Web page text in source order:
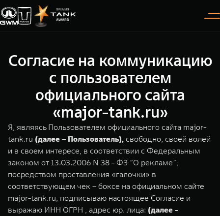
Модели
TANK 300
от 3 999 000 ₽
TANK 400
За пределы возможного
от 5 599 000 ₽
Покупателям
ВЫБОР АВТОМОБИЛЯ
Спецпредложения
Конфигуратор
Зарядные станции
Проверено TANK
Владельцам
ГАРАНТИЯ И ПОДДЕРЖКА
Помощь на дороге
СЕРВИС
Калькулятор ТО
Нулевое ТО
О дилере
ИНФОРМАЦИЯ
35 лет GWM
GWM ТЕХ ДЕНЬ
Новости
Согласие на коммуникацию
с пользователем
официального сайта
«major-tank.ru»
Я, являясь Пользователем официального сайта major-
tank.ru (далее – Пользователь), свободно, своей волей
и в своем интересе, в соответствии с Федеральным
законом от 13.03.2006 N 38 - ФЗ “О рекламе”,
посредством проставления «галочки» в
соответствующем чек – боксе на официальном сайте
major-tank.ru, подписываю настоящее Согласие и
выражаю ИНН ОГРН , адрес юр. лица: (далее -